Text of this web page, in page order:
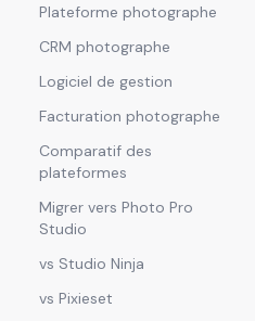
Plateforme photographe
CRM photographe
Logiciel de gestion
Facturation photographe
Comparatif des
plateformes
Migrer vers Photo Pro
Studio
vs Studio Ninja
vs Pixieset